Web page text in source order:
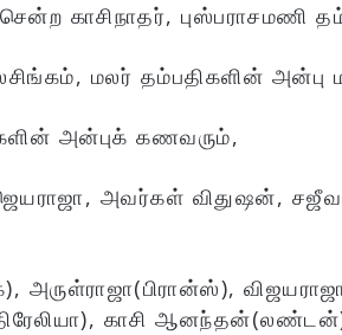
காசிநாதர், புஸ்பராசமணி
மலர் தம்பதிகளின் அன்பு
அன்புக் கணவரும்,
ஜெயராஜா, அவர்கள் விதுஷன்,
காசி